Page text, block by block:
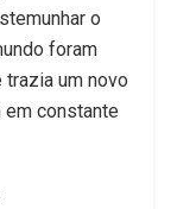
o
foram
um novo
constante